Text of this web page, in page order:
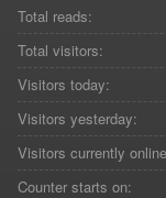
Total reads:
Total visitors:
Visitors today:
Visitors yesterday:
Visitors currently
Counter starts on: